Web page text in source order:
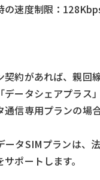
の速度制限：
契約があれば、親回
データシェアプラス
通信専用プランの場
ータSIMプランは、
ポートします。